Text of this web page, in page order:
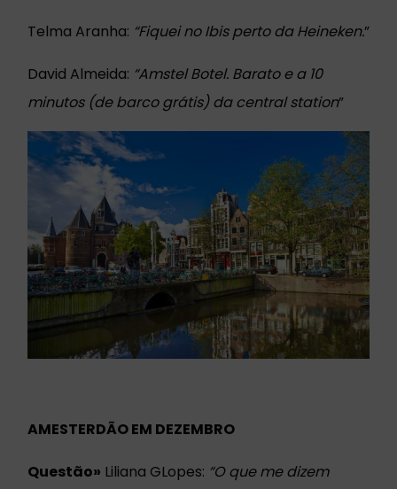
Telma Aranha: “Fiquei no Ibis perto da Heineken.”
David Almeida: “Amstel Botel. Barato e a 10
minutos (de barco grátis) da central station”
AMESTERDÃO EM DEZEMBRO
Questão» Liliana GLopes: “O que me dizem